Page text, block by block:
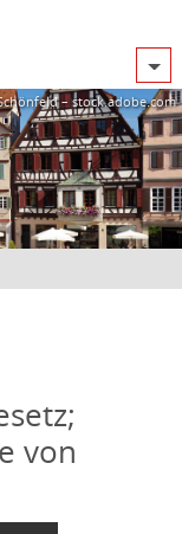
– stock.adobe.com
von